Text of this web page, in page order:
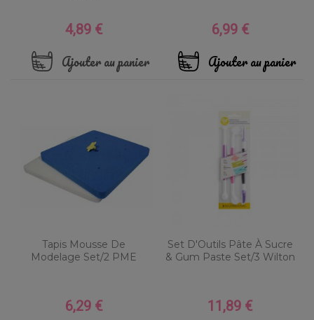
Prix
4,89 €
Ajouter au panier
Prix
6,99 €
Ajouter au panier
Tapis Mousse De
Modelage Set/2 PME
Prix
6,29 €
Set D'Outils Pâte À Sucre
& Gum Paste Set/3 Wilton
Prix
11,89 €